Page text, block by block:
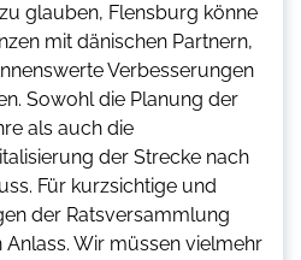
glauben, Flensburg könne
mit dänischen Partnern,
Verbesserungen
Sowohl die Planung der
als auch die
der Strecke nach
Für kurzsichtige und
der Ratsversammlung
Wir müssen vielmehr